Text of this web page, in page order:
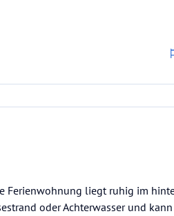
Ferienwohnung liegt ruhig im
oder Achterwasser und